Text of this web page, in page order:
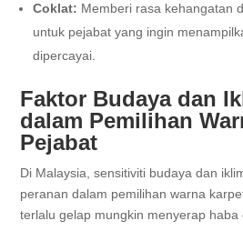
Coklat: Memberi rasa kehangatan
untuk pejabat yang ingin
dipercayai.
Faktor Budaya dan
dalam Pemilihan
Pejabat
Di Malaysia, sensitiviti budaya dan
peranan dalam pemilihan warna
terlalu gelap mungkin menyerap